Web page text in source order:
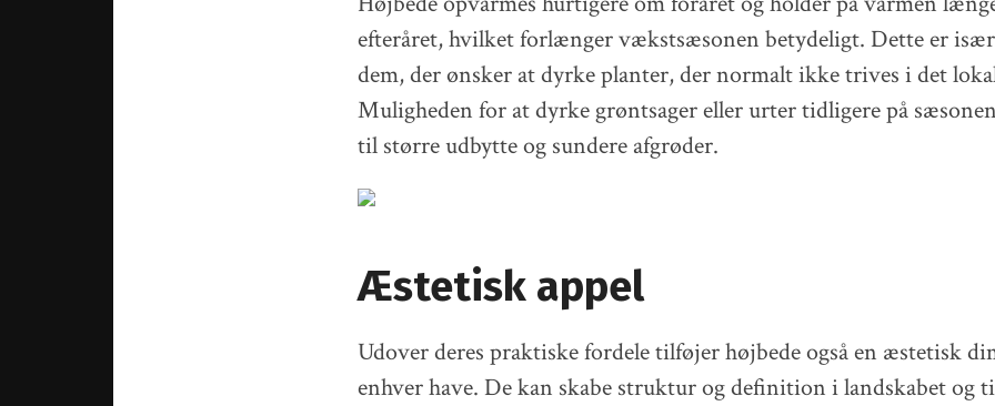
efteråret, hvilket forlænger vækstsæsonen betydeligt. Dette er
dem, der ønsker at dyrke planter, der normalt ikke trives i det
Muligheden for at dyrke grøntsager eller urter tidligere på
til større udbytte og sundere afgrøder.
Æstetisk appel
Udover deres praktiske fordele tilføjer højbede også en æstetisk
enhver have. De kan skabe struktur og definition i landskabet og